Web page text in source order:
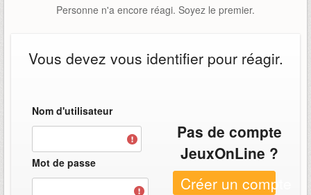
Personne n'a encore réagi. Soyez le premier.
Vous devez vous identifier pour réagir.
Nom d'utilisateur
Mot de passe
Pas de compte
JeuxOnLine ?
Créer un compte